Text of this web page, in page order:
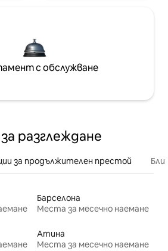
с обслужване
разглеждане
за продължителен престой
Барселона
Места за месечно наемане
Атина
Места за месечно наемане